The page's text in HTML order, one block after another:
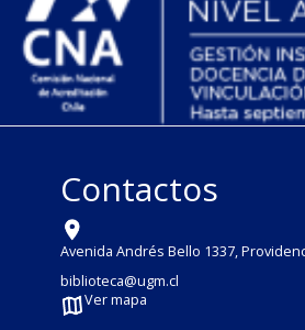
Contactos
Avenida Andrés Bello 1337,
biblioteca@ugm.cl
Ver mapa